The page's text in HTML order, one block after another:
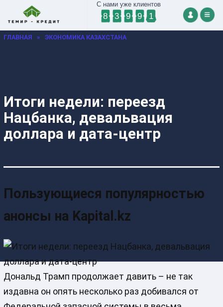
С нами уже клиентов
8 3 9 9 1
ГЛАВНАЯ » ЭКОНОМИКА КАЗАХСТАНА
Итоги недели: переезд
Нацбанка, девальвация
доллара и дата-центр
Пользующиеся популярностью
анонсы на Kapital.kz
Дональд Трамп продолжает давить – не так
издавна он опять несколько раз добивался от